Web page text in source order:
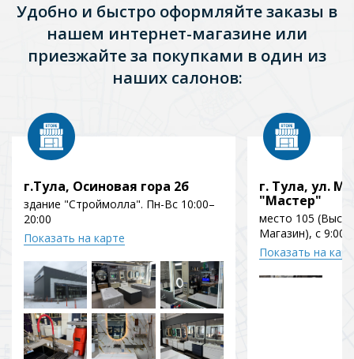
Удобно и быстро оформляйте заказы в
нашем интернет-магазине или
приезжайте за покупками в один из
наших салонов:
г.Тула, Осиновая гора 2б
здание "Строймолла". Пн-Вс 10:00–
20:00
Показать на карте
г. Тула, ул.
"Мастер"
место 105
Магазин), с 9:00
Показать на